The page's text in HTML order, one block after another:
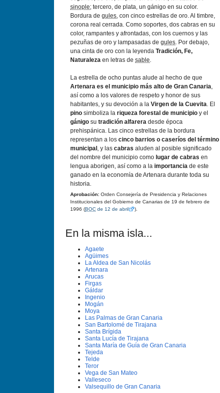
sinople; tercero, de plata, un gánigo en su color.
Bordura de gules, con cinco estrellas de oro. Al timbre,
corona real cerrada. Como soportes, dos cabras en su
color, rampantes y afrontadas, con los cuernos y las
pezuñas de oro y lampasadas de gules. Por debajo,
una cinta de oro con la leyenda Tradición, Fe,
Naturaleza en letras de sable.
La estrella de ocho puntas alude al hecho de que
Artenara es el municipio más alto de Gran Canaria,
así como a los valores de respeto y honor de sus
habitantes, y su devoción a la Virgen de la Cuevita. El
pino simboliza la riqueza forestal de municipio y el
gánigo su tradición alfarera desde época
prehispánica. Las cinco estrellas de la bordura
representan a los cinco barrios o caseríos del término
municipal , y las cabras aluden al posible significado
del nombre del municipio como lugar de cabras en
lengua aborigen, así como a la importancia de este
ganado en la economía de Artenara durante toda su
historia.
Aprobación: Orden Consejería de Presidencia y Relaciones
Institucionales del Gobierno de Canarias de 19 de febrero de
1996 (BOC de 12 de abril ).
En la misma isla...
Agaete
Agüimes
La Aldea de San Nicolás
Artenara
Arucas
Firgas
Gáldar
Ingenio
Mogán
Moya
Las Palmas de Gran Canaria
San Bartolomé de Tirajana
Santa Brí­gida
Santa Lucí­a de Tirajana
Santa Marí­a de Guí­a de Gran Canaria
Tejeda
Telde
Teror
Vega de San Mateo
Valleseco
Valsequillo de Gran Canaria